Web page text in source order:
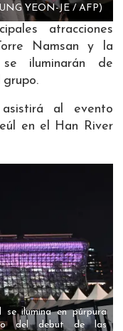
YEON-JE / AFP)
atracciones
Namsan y la
se iluminarán de
al evento
en el Han River
se ilumina en púrpura
del debut de las